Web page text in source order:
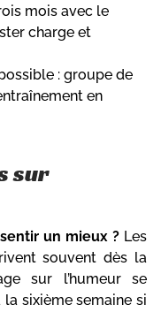
mois avec le
charge et
: groupe de
en
sur
un mieux ? Les
souvent dès la
sur l’humeur se
sixième semaine si